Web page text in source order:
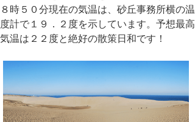
８時５０分現在の気温は、砂丘事務所横の温
度計で１９．２度を示しています。予想最高
気温は２２度と絶好の散策日和です！